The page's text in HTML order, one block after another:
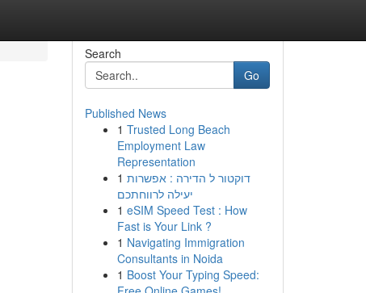
Search
Go
Published News
1 Trusted Long Beach
Employment Law
Representation
1 דוקטור ל הדירה : אפשרות
יעילה לרווחתכם
1 eSIM Speed Test : How
Fast is Your Link ?
1 Navigating Immigration
Consultants in Noida
1 Boost Your Typing Speed: